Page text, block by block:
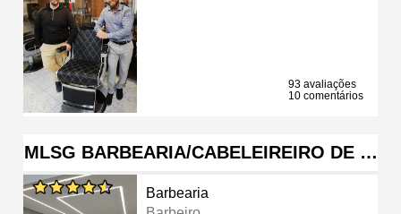
93 avaliações
10 comentários
MLSG BARBEARIA/CABELEIREIRO DE …
Barbearia